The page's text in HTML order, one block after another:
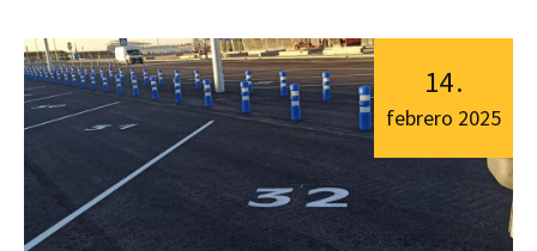
14.
febrero 2025